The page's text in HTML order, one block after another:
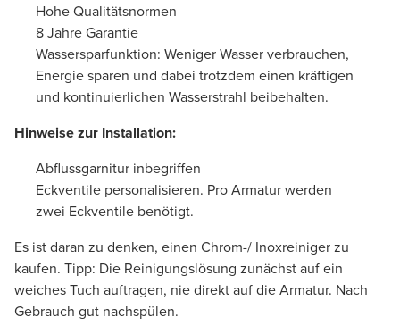
Hohe Qualitätsnormen
8 Jahre Garantie
Wassersparfunktion: Weniger Wasser verbrauchen,
Energie sparen und dabei trotzdem einen kräftigen
und kontinuierlichen Wasserstrahl beibehalten.
Hinweise zur Installation:
Abflussgarnitur inbegriffen
Eckventile personalisieren. Pro Armatur werden
zwei Eckventile benötigt.
Es ist daran zu denken, einen Chrom-/ Inoxreiniger zu
kaufen. Tipp: Die Reinigungslösung zunächst auf ein
weiches Tuch auftragen, nie direkt auf die Armatur. Nach
Gebrauch gut nachspülen.